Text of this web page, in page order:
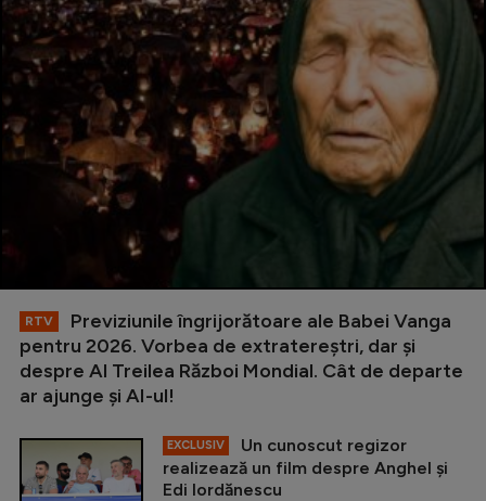
RTV
Previziunile îngrijorătoare ale Babei Vanga
pentru 2026. Vorbea de extratereștri, dar și
despre Al Treilea Război Mondial. Cât de departe
ar ajunge și AI-ul!
EXCLUSIV
Un cunoscut regizor
realizează un film despre Anghel și
Edi Iordănescu